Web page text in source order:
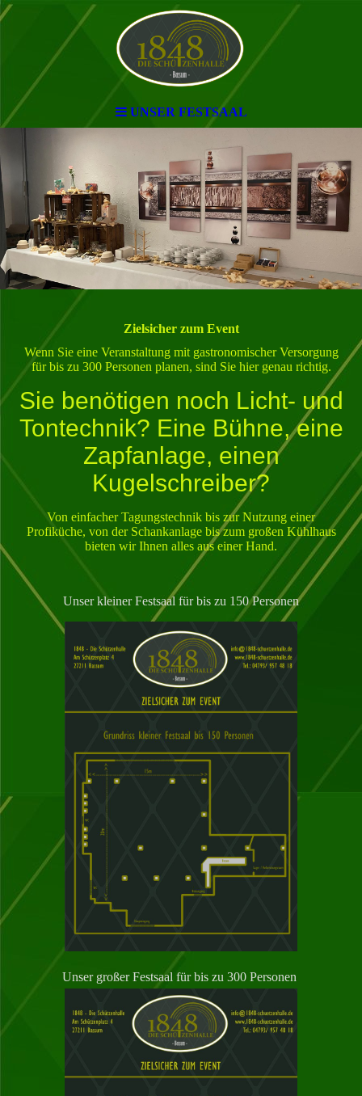
UNSER FESTSAAL
Zielsicher zum Event
Wenn Sie eine Veranstaltung mit gastronomischer Versorgung
für bis zu 300 Personen planen, sind Sie hier genau richtig.
Sie benötigen noch Licht- und
Tontechnik? Eine Bühne, eine
Zapfanlage, einen
Kugelschreiber?
Von einfacher Tagungstechnik bis zur Nutzung einer
Profiküche, von der Schankanlage bis zum großen Kühlhaus
bieten wir Ihnen alles aus einer Hand.
Unser kleiner Festsaal für bis zu 150 Personen
Unser großer Festsaal für bis zu 300 Personen